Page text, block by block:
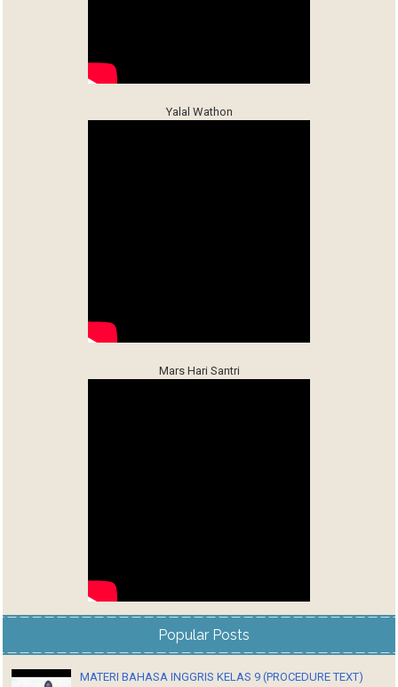
Yalal Wathon
Mars Hari Santri
Popular Posts
MATERI BAHASA INGGRIS KELAS 9 (PROCEDURE TEXT)